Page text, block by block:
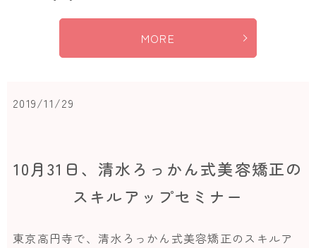
MORE
2019/11/29
10月31日、清水ろっかん式美容矯正の
スキルアップセミナー
東京高円寺で、清水ろっかん式美容矯正のスキルア